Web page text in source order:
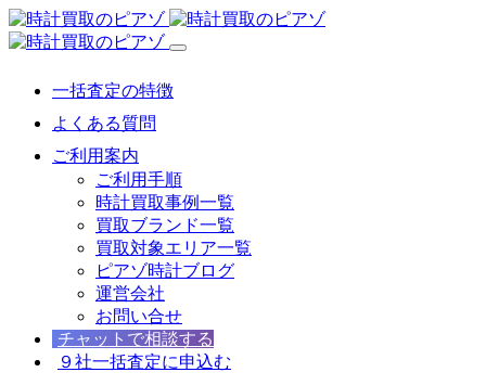
一括査定の特徴
よくある質問
ご利用案内
ご利用手順
時計買取事例一覧
買取ブランド一覧
買取対象エリア一覧
ピアゾ時計ブログ
運営会社
お問い合せ
チャットで相談する
９社一括査定に申込む